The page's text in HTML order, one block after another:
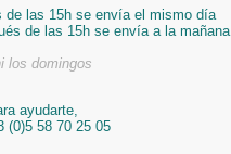
de las 15h se envía el mismo día
de las 15h se envía a la mañana
los domingos
ayudarte,
(0)5 58 70 25 05